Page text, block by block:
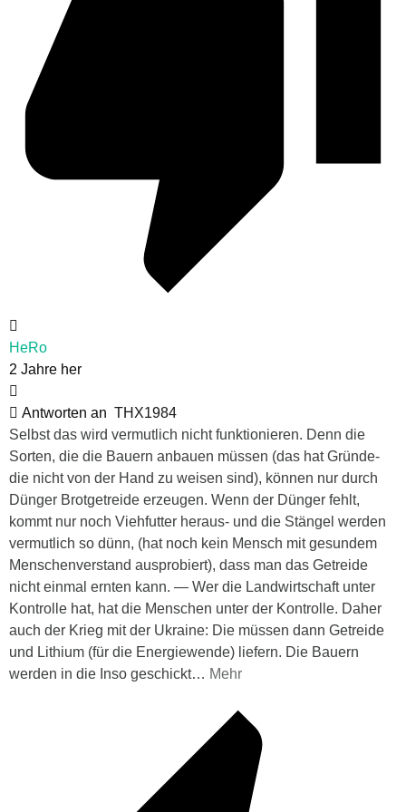
HeRo
2 Jahre her
Antworten an THX1984
Selbst das wird vermutlich nicht funktionieren. Denn die
Sorten, die die Bauern anbauen müssen (das hat Gründe-
die nicht von der Hand zu weisen sind), können nur durch
Dünger Brotgetreide erzeugen. Wenn der Dünger fehlt,
kommt nur noch Viehfutter heraus- und die Stängel werden
vermutlich so dünn, (hat noch kein Mensch mit gesundem
Menschenverstand ausprobiert), dass man das Getreide
nicht einmal ernten kann. — Wer die Landwirtschaft unter
Kontrolle hat, hat die Menschen unter der Kontrolle. Daher
auch der Krieg mit der Ukraine: Die müssen dann Getreide
und Lithium (für die Energiewende) liefern. Die Bauern
werden in die Inso geschickt… Mehr